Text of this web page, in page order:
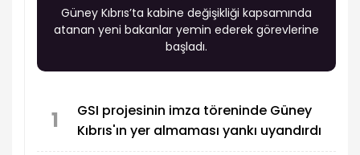
Güney Kıbrıs’ta kabine değişikliği kapsamında
atanan yeni bakanlar yemin ederek görevlerine
başladı.
1
GSI projesinin imza töreninde Güney
Kıbrıs'ın yer almaması yankı uyandırdı